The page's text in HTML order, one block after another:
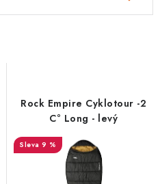
Rock Empire Cyklotour -2
C° Long - levý
9 %